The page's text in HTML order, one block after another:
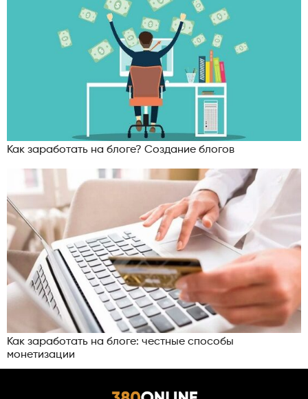
Как заработать на блоге? Создание блогов
Как заработать на блоге: честные способы
монетизации